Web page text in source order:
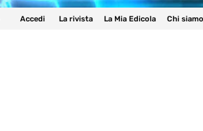
Accedi La rivista La Mia Edicola Chi siamo